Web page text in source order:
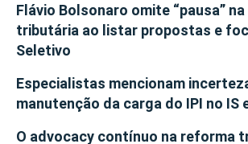
Flávio Bolsonaro omite “pausa”
tributária ao listar propostas e
Seletivo
Especialistas mencionam
manutenção da carga do IPI no IS
O advocacy contínuo na reforma